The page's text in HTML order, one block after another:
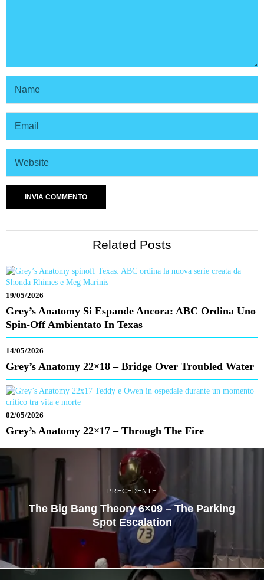
Related Posts
19/05/2026
Grey’s Anatomy Si Espande Ancora: ABC Ordina Uno
Spin-Off Ambientato In Texas
14/05/2026
Grey’s Anatomy 22×18 – Bridge Over Troubled Water
02/05/2026
Grey’s Anatomy 22×17 – Through The Fire
PRECEDENTE
The Big Bang Theory 6×09 – The Parking
Spot Escalation